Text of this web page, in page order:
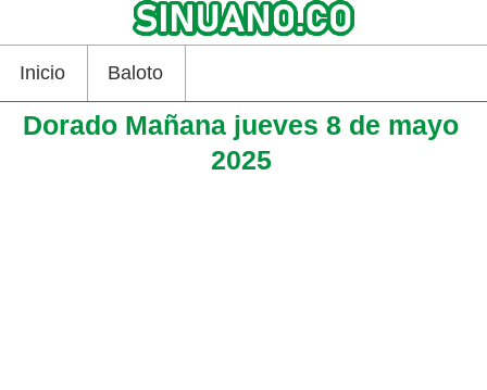
Inicio Baloto
Dorado Mañana jueves 8 de mayo
2025